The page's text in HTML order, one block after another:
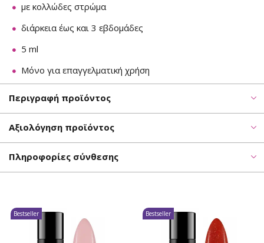
με κολλώδες στρώμα
διάρκεια έως και 3 εβδομάδες
5 ml
Μόνο για επαγγελματική χρήση
Περιγραφή προϊόντος
Αξιολόγηση προϊόντος
Πληροφορίες σύνθεσης
Bestseller Bestseller